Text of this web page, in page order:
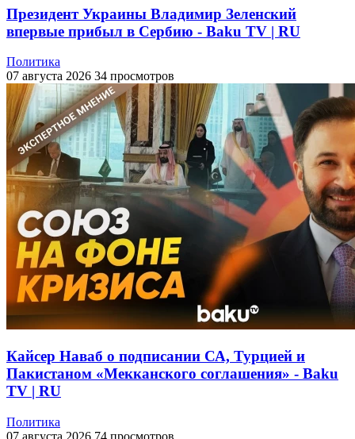
Президент Украины Владимир Зеленский
впервые прибыл в Сербию - Baku TV | RU
Политика
07 августа 2026 34 просмотров
Кайсер Наваб о подписании СА, Турцией и
Пакистаном «Мекканского соглашения» - Baku
TV | RU
Политика
07 августа 2026 74 просмотров